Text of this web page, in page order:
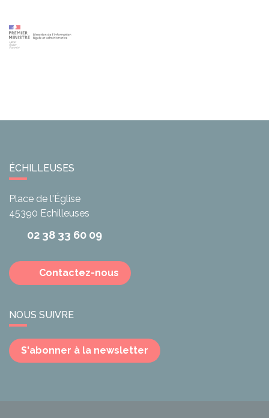
ÉCHILLEUSES
Place de l'Église
45390 Echilleuses
02 38 33 60 09
Contactez-nous
NOUS SUIVRE
S'abonner à la newsletter